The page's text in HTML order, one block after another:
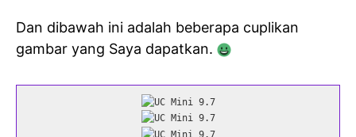
Dan dibawah ini adalah beberapa cuplikan
gambar yang Saya dapatkan.